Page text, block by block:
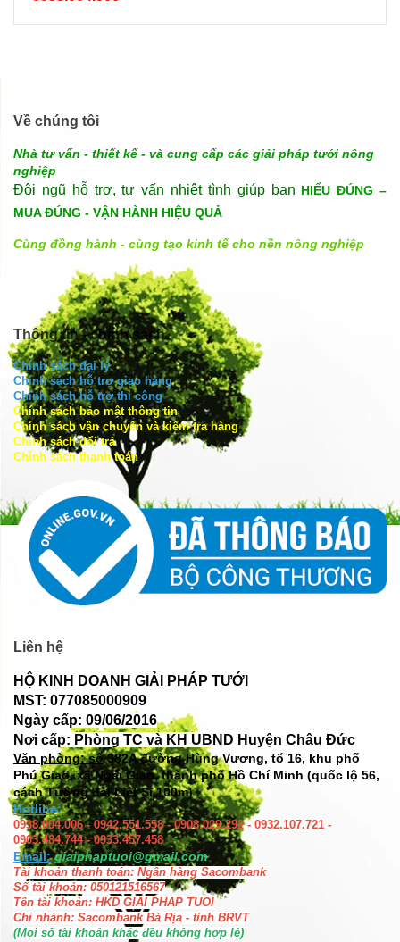
Về chúng tôi
Nhà tư vấn - thiết kế - và cung cấp các giải pháp tưới nông
nghiệp
Đội ngũ hỗ trợ, tư vấn nhiệt tình giúp bạn HIỂU ĐÚNG –
MUA ĐÚNG - VẬN HÀNH HIỆU QUẢ
Cùng đồng hành - cùng tạo kinh tế cho nền nông nghiệp
Thông tin - chính sách
Chính sách đại lý
Chính sách hỗ trợ giao hàng
Chính sách hỗ trợ thi công
Chính sách bảo mật thông tin
Chính sách vận chuyển và kiểm tra hàng
Chính sách đổi trả
Chính sách thanh toán
Liên hệ
HỘ KINH DOANH GIẢI PHÁP TƯỚI
MST: 077085000909
Ngày cấp: 09/06/2016
Nơi cấp: Phòng TC và KH UBND Huyện Châu Đức
Văn phòng: số382A đường Hùng Vương, tổ 16, khu phố
Phú Giao, xã Ngãi Giao, thành phố Hồ Chí Minh (quốc lộ 56,
cách Tượng đài Liệt Sĩ 100m)
Hotline:
0938.004.006 - 0942.551.558 - 0908.029.292 - 0932.107.721 -
0903.484.744 - 0933.457.458
Email: giaiphaptuoi@gmail.com
Tài khoản thanh toán: Ngân hàng Sacombank
Số tài khoản: 050121516567
Tên tài khoản: HKD GIAI PHAP TUOI
Chi nhánh: Sacombank Bà Rịa - tỉnh BRVT
(Mọi số tài khoản khác đều không hợp lệ)